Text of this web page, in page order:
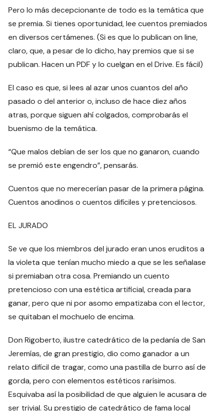
Pero lo más decepcionante de todo es la temática que
se premia. Si tienes oportunidad, lee cuentos premiados
en diversos certámenes. (Si es que lo publican on line,
claro, que, a pesar de lo dicho, hay premios que si se
publican. Hacen un PDF y lo cuelgan en el Drive. Es fácil)
El caso es que, si lees al azar unos cuantos del año
pasado o del anterior o, incluso de hace diez años
atras, porque siguen ahí colgados, comprobarás el
buenismo de la temática.
“Que malos debían de ser los que no ganaron, cuando
se premió este engendro”, pensarás.
Cuentos que no merecerían pasar de la primera página.
Cuentos anodinos o cuentos difíciles y pretenciosos.
EL JURADO
Se ve que los miembros del jurado eran unos eruditos a
la violeta que tenían mucho miedo a que se les señalase
si premiaban otra cosa. Premiando un cuento
pretencioso con una estética artificial, creada para
ganar, pero que ni por asomo empatizaba con el lector,
se quitaban el mochuelo de encima.
Don Rigoberto, ilustre catedrático de la pedanía de San
Jeremías, de gran prestigio, dio como ganador a un
relato difícil de tragar, como una pastilla de burro así de
gorda, pero con elementos estéticos rarísimos.
Esquivaba así la posibilidad de que alguien le acusara de
ser trivial. Su prestigio de catedrático de fama local